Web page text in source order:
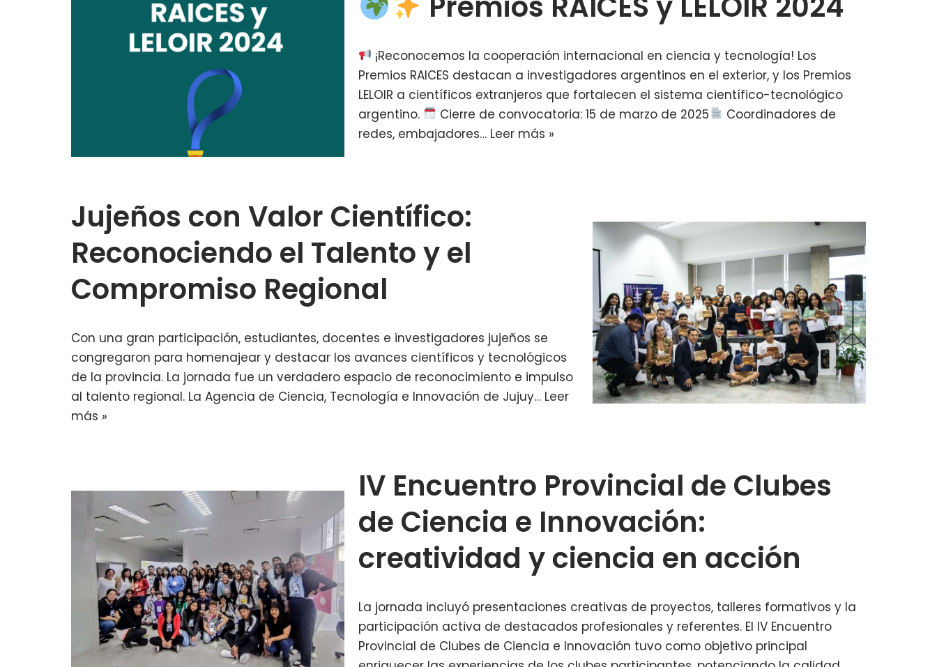
¡Reconocemos la cooperación internacional en ciencia y tecnología! Los
Premios RAICES destacan a investigadores argentinos en el exterior, y los Premios
LELOIR a científicos extranjeros que fortalecen el sistema científico-tecnológico
argentino.
Cierre de convocatoria: 15 de marzo de 2025
Coordinadores de
redes, embajadores… Leer más »
Jujeños con Valor Científico:
Reconociendo el Talento y el
Compromiso Regional
Con una gran participación, estudiantes, docentes e investigadores jujeños se
congregaron para homenajear y destacar los avances científicos y tecnológicos
de la provincia. La jornada fue un verdadero espacio de reconocimiento e impulso
al talento regional. La Agencia de Ciencia, Tecnología e Innovación de Jujuy… Leer
más »
IV Encuentro Provincial de Clubes
de Ciencia e Innovación:
creatividad y ciencia en acción
La jornada incluyó presentaciones creativas de proyectos, talleres formativos y la
participación activa de destacados profesionales y referentes. El IV Encuentro
Provincial de Clubes de Ciencia e Innovación tuvo como objetivo principal